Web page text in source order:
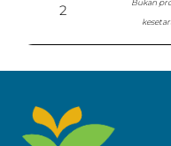
2
Bukan